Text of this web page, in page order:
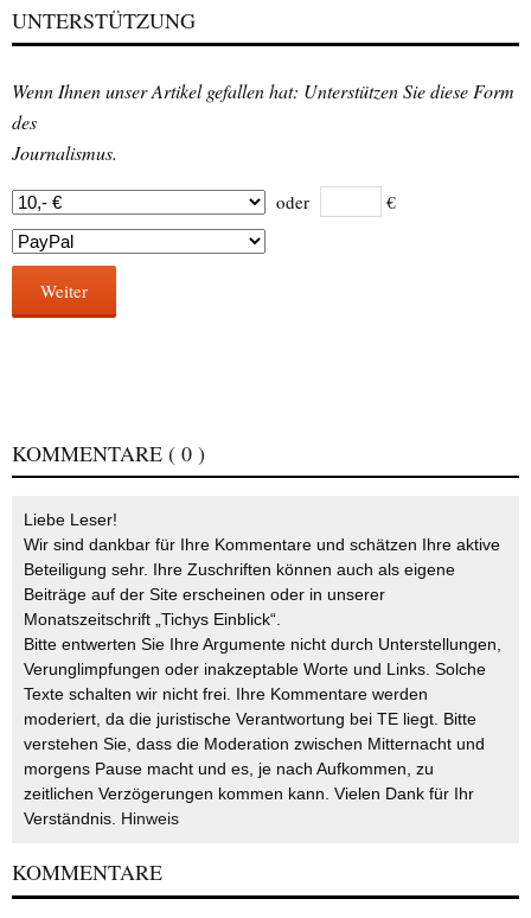
UNTERSTÜTZUNG
Wenn Ihnen unser Artikel gefallen hat: Unterstützen Sie diese Form
des
Journalismus.
oder €
Weiter
KOMMENTARE ( 0 )
Liebe Leser!
Wir sind dankbar für Ihre Kommentare und schätzen Ihre aktive
Beteiligung sehr. Ihre Zuschriften können auch als eigene
Beiträge auf der Site erscheinen oder in unserer
Monatszeitschrift „Tichys Einblick“.
Bitte entwerten Sie Ihre Argumente nicht durch Unterstellungen,
Verunglimpfungen oder inakzeptable Worte und Links. Solche
Texte schalten wir nicht frei. Ihre Kommentare werden
moderiert, da die juristische Verantwortung bei TE liegt. Bitte
verstehen Sie, dass die Moderation zwischen Mitternacht und
morgens Pause macht und es, je nach Aufkommen, zu
zeitlichen Verzögerungen kommen kann. Vielen Dank für Ihr
Verständnis. Hinweis
KOMMENTARE